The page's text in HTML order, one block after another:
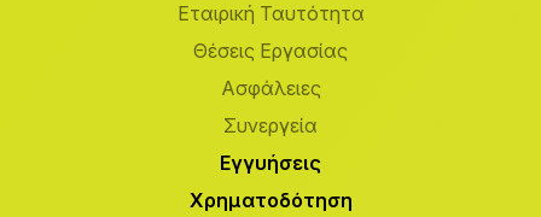
Εταιρική Ταυτότητα
Θέσεις Εργασίας
Ασφάλειες
Συνεργεία
Εγγυήσεις
Χρηματοδότηση